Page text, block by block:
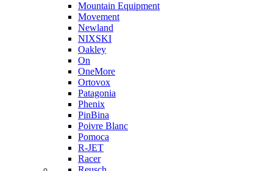
Mountain Equipment
Movement
Newland
NIXSKI
Oakley
On
OneMore
Ortovox
Patagonia
Phenix
PinBina
Poivre Blanc
Pomoca
R-JET
Racer